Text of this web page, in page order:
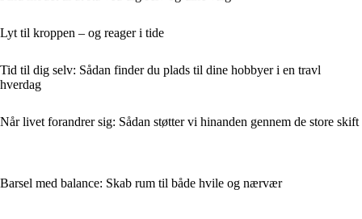
Lyt til kroppen – og reager i tide
Tid til dig selv: Sådan finder du plads til dine hobbyer i en travl
hverdag
Når livet forandrer sig: Sådan støtter vi hinanden gennem de store skift
Barsel med balance: Skab rum til både hvile og nærvær